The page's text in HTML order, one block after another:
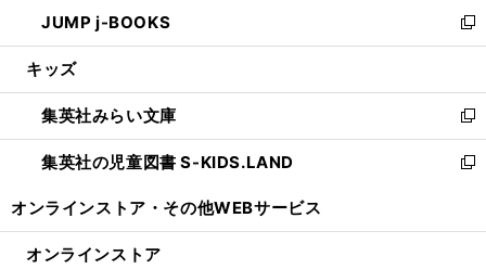
で
開
ド
ウ
開
く
ィ
ン
ウ
で
開
く
い
ウ
ン
ド
ウ
で
JUMP j-BOOKS
新
し
ウ
ィ
ン
ド
開
キッズ
集英社みらい文庫
新
し
い
ン
集英社の児童図書 S-KIDS.LAND
新
ウ
オンラインストア・ その他WEBサービス
オンラインストア